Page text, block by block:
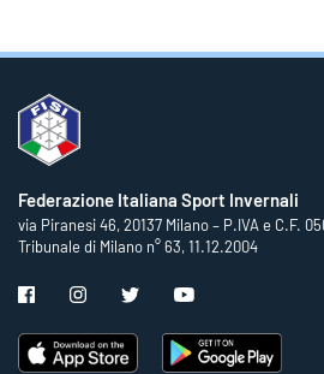
Federazione Italiana Sport Invernali
via Piranesi 46, 20137 Milano – P.IVA e C.F.
Tribunale di Milano n° 63, 11.12.2004